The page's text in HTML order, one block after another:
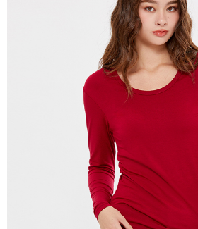
每筆NT$130，滿NT$1,000(含以上)免運費